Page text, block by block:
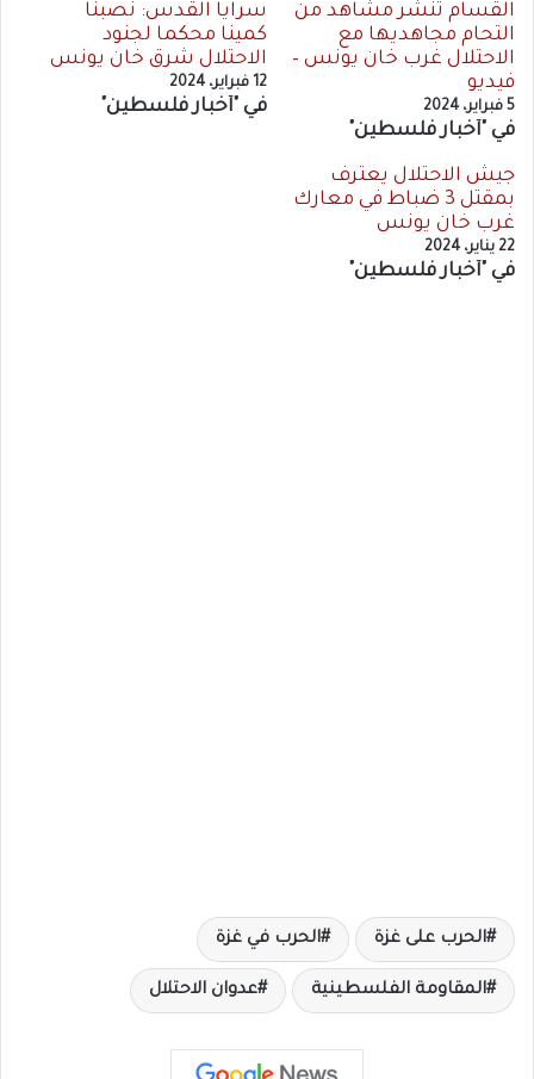
القسام تنشر مشاهد من
التحام مجاهديها مع
الاحتلال غرب خان يونس –
فيديو
5 فبراير، 2024
في "أخبار فلسطين"
سرايا القدس: نصبنا
كمينا محكما لجنود
الاحتلال شرق خان يونس
12 فبراير، 2024
في "أخبار فلسطين"
جيش الاحتلال يعترف
بمقتل 3 ضباط في معارك
غرب خان يونس
22 يناير، 2024
في "أخبار فلسطين"
الحرب على غزة الحرب في غزة
المقاومة الفلسطينية عدوان الاحتلال